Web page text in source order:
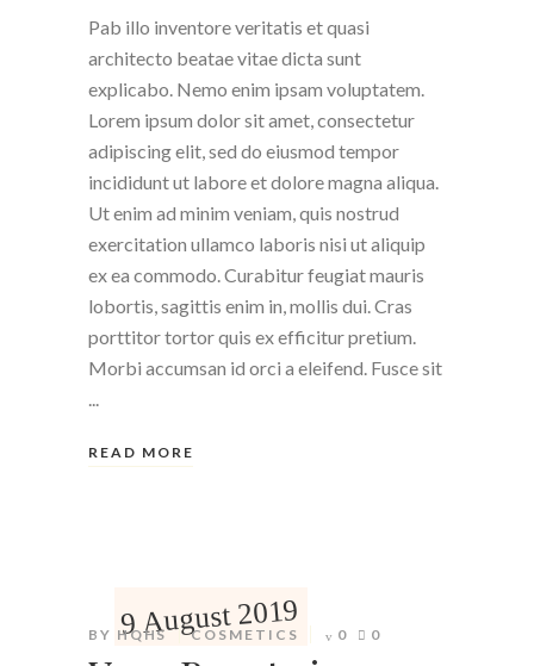
Pab illo inventore veritatis et quasi
architecto beatae vitae dicta sunt
explicabo. Nemo enim ipsam voluptatem.
Lorem ipsum dolor sit amet, consectetur
adipiscing elit, sed do eiusmod tempor
incididunt ut labore et dolore magna aliqua.
Ut enim ad minim veniam, quis nostrud
exercitation ullamco laboris nisi ut aliquip
ex ea commodo. Curabitur feugiat mauris
lobortis, sagittis enim in, mollis dui. Cras
porttitor tortor quis ex efficitur pretium.
Morbi accumsan id orci a eleifend. Fusce sit
READ MORE
9 August 2019
BY HQHS COSMETICS 0 0